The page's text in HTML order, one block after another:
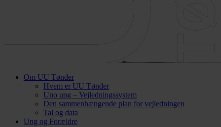
Om UU Tønder
Hvem er UU Tønder
Uno ung – Vejledningssystem
Den sammenhængende plan for vejledningen
Tal og data
Ung og Forældre